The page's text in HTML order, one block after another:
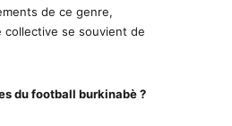
de ce genre,
collective se souvient de
du football burkinabè ?